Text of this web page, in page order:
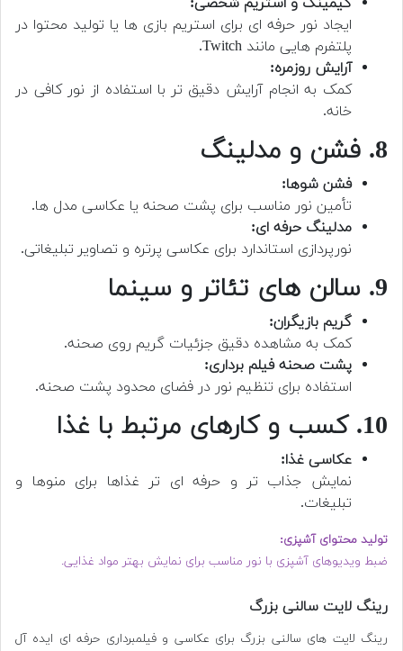
ایجاد نور حرفه ای برای استریم بازی ها یا تولید محتوا در
پلتفرم هایی مانند Twitch.
آرایش روزمره:
کمک به انجام آرایش دقیق تر با استفاده از نور کافی در
خانه.
8. فشن و مدلینگ
فشن شوها:
تأمین نور مناسب برای پشت صحنه یا عکاسی مدل ها.
مدلینگ حرفه ای:
نورپردازی استاندارد برای عکاسی پرتره و تصاویر تبلیغاتی.
9. سالن های تئاتر و سینما
گریم بازیگران:
کمک به مشاهده دقیق جزئیات گریم روی صحنه.
پشت صحنه فیلم برداری:
استفاده برای تنظیم نور در فضای محدود پشت صحنه.
10. کسب و کارهای مرتبط با غذا
عکاسی غذا:
نمایش جذاب تر و حرفه ای تر غذاها برای منوها و
تبلیغات.
تولید محتوای آشپزی:
ضبط ویدیوهای آشپزی با نور مناسب برای نمایش بهتر مواد غذایی.
رینگ لایت سالنی بزرگ
رینگ لایت های سالنی بزرگ برای عکاسی و فیلمبرداری حرفه ای ایده آل